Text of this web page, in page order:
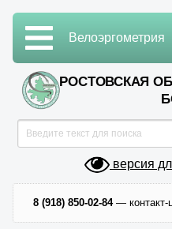
РОСТОВСКАЯ
версия
8 (918) 850-02-84—
Велоэргометрия